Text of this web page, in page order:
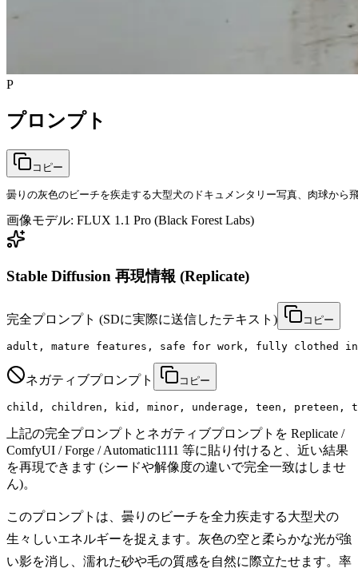
P
プロンプト
コピー
曇りの灰色のビーチを疾走する大型犬のドキュメンタリー写真、肉球か
画像モデル: FLUX 1.1 Pro (Black Forest Labs)
Stable Diffusion 再現情報 (Replicate)
完全プロンプト (SDに実際に送信したテキスト) コピー
adult, mature features, safe for work, fully clothed in
ネガティブプロンプト コピー
child, children, kid, minor, underage, teen, preteen,
上記の完全プロンプトとネガティブプロンプトを Replicate /
ComfyUI / Forge / Automatic1111 等に貼り付けると、近い結果
を再現できます (シードや解像度の違いで完全一致はしませ
ん)。
このプロンプトは、曇りのビーチを全力疾走する大型犬の
生々しいエネルギーを捉えます。灰色の空と柔らかな光が強
い影を消し、濡れた砂や毛の質感を自然に際立たせます。率